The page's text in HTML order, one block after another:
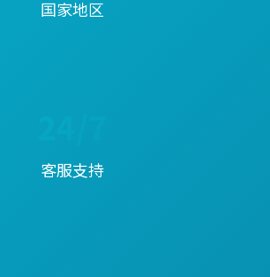
国家地区
客服支持